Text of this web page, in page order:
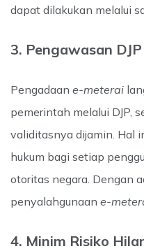
dapat dilakukan melalui
3. Pengawasan DJP
Pengadaan e-meterai
pemerintah melalui DJP,
validitasnya dijamin. Hal
hukum bagi setiap
otoritas negara. Dengan
penyalahgunaan e-
4. Minim Risiko